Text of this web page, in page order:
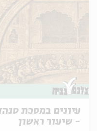
עיונים במסכת
- שיעור ראשון